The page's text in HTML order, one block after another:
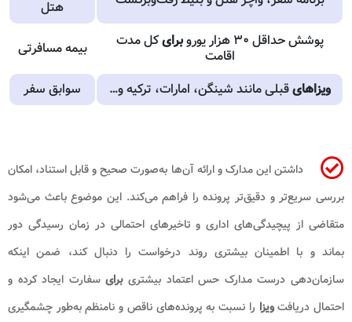
هتل
پوشش حداقل ۳۰ هزار یورو
برایکل مدت
اقامت
بیمه مسافرتی
ویزاهایقبلی مانند شینگن، امارات، ترکیه و… سوابق سفر
داشتن این مدارک و ارائه آن‌ها به‌صورت صحیح و قابل استناد، امکان
بررسی سریع‌تر و دقیق‌تر پرونده را فراهم می‌کند. این موضوع باعث می‌شود
متقاضی از پیچیدگی‌های اداری و تاخیرهای احتمالی در زمان رسیدگی دور
بماند و با اطمینان بیشتری روند درخواست را دنبال کند، ضمن اینکه
سازمان‌دهی درست مدارک حس اعتماد بیشتریبرایسفارت ایجاد کرده و
احتمال دریافتویزا را نسبت به پرونده‌های ناقص و نامنظم به‌طور چشمگیری